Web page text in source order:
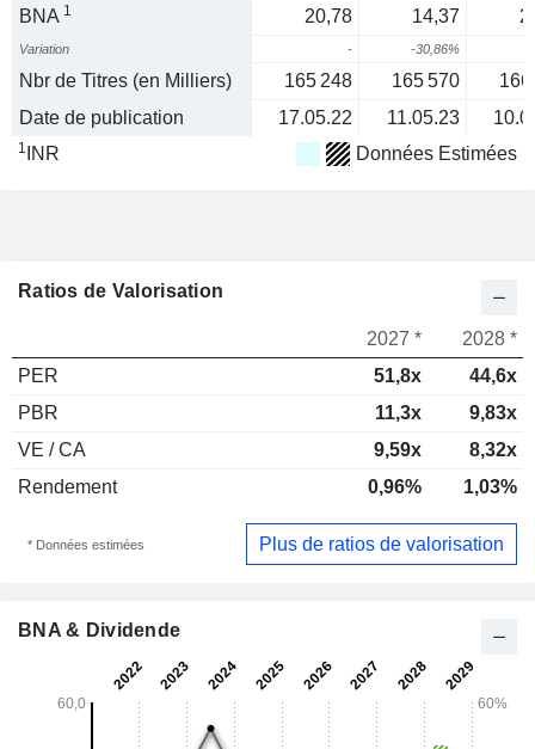
BNA 1 20,78 14,37
Variation - -30,86%
Nbr de Titres (en Milliers) 165 248 165 570
166
Date de publication
17.05.22 11.05.23
1 INR Données Estimées
Ratios de Valorisation
2027 *
2028 *
PER
51,8x
44,6x
PBR
11,3x
9,83x
VE / CA
9,59x
8,32x
Rendement
0,96% 1,03%
* Données estimées Plus de ratios de valorisation
BNA & Dividende